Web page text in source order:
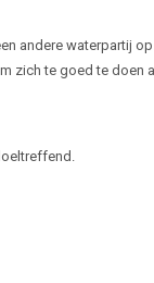
andere waterpartij
zich te goed te doen